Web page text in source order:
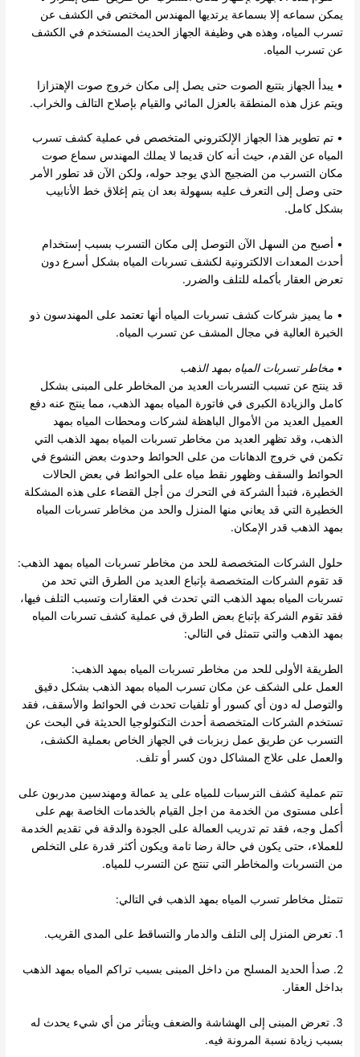
يمكن سماعه إلا بسماعة يرتديها المهندس المختص في الكشف عن
تسرب المياه، وهذه هي وظيفة الجهاز الحديث المستخدم في الكشف
عن تسرب المياه.
• يبدأ الجهاز بتتبع الصوت حتى يصل إلى مكان خروج صوت الإهتزازا
ويتم عزل هذه المنطقة بالعزل المائي والقيام بإصلاح التالف والخراب.
• تم تطوير هذا الجهاز الإلكتروني المتخصص في عملية كشف تسرب
المياه عن القدم، حيث أنه كان قديما لا يملك المهندس سماع صوت
مكان التسرب من الضجيج الذي يوجد حوله، ولكن الآن قد تطور الأمر
حتى وصل إلى التعرف عليه بسهولة بعد ان يتم إغلاق خط الأنابيب
بشكل كامل.
• أصبح من السهل الآن التوصل إلى مكان التسرب بسبب إستخدام
أحدث المعدات الالكترونية لكشف تسربات المياه بشكل أسرع دون
تعرض العقار بأكمله للتلف والضرر.
• ما يميز شركات كشف تسربات المياه أنها تعتمد على المهندسون ذو
الخبرة العالية في مجال المشف عن تسرب المياه.
•مخاطر تسربات المياه بمهد الذهب
قد ينتج عن تسبب التسربات العديد من المخاطر على المبنى بشكل
كامل والزيادة الكبرى في فاتورة المياه بمهد الذهب، مما ينتج عنه دفع
العميل العديد من الأموال الباهظة لشركات ومحطات المياه بمهد
الذهب، وقد تظهر العديد من مخاطر تسربات المياه بمهد الذهب التي
تكمن في خروج الدهانات من على الحوائط وحدوث بعض النشوع في
الحوائط والسقف وظهور نقط مياه على الحوائط في بعض الحالات
الخطيرة، فتبدأ الشركة في التحرك من أجل القضاء على هذه المشكلة
الخطيرة التي قد يعاني منها المنزل والحد من مخاطر تسربات المياه
بمهد الذهب قدر الإمكان.
حلول الشركات المتخصصة للحد من مخاطر تسربات المياه بمهد الذهب:
قد تقوم الشركات المتخصصة بإتباع العديد من الطرق التي تحد من
تسربات المياه بمهد الذهب التي تحدث في العقارات وتسبب التلف فيها،
فقد تقوم الشركة بإتباع بعض الطرق في عملية كشف تسربات المياه
بمهد الذهب والتي تتمثل في التالي:
الطريقة الأولى للحد من مخاطر تسربات المياه بمهد الذهب:
العمل على الشكف عن مكان تسرب المياه بمهد الذهب بشكل دقيق
والتوصل له دون أي كسور أو تلفيات تحدث في الحوائط والأسقف، فقد
تستخدم الشركات المتخصصة أحدث التكنولوجيا الحديثة في البحث عن
التسرب عن طريق عمل زبزبات في الجهاز الخاص بعملية الكشف،
والعمل على علاج المشاكل دون كسر أو تلف.
تتم عملية كشف الترسبات للمياه على يد عمالة ومهندسين مدربون على
أعلى مستوى من الخدمة من اجل القيام بالخدمات الخاصة بهم على
أكمل وجه، فقد تم تدريب العمالة على الجودة والدقة في تقديم الخدمة
للعملاء، حتى يكون في حالة رضا تامة ويكون أكثر قدرة على التخلص
من التسربات والمخاطر التي تنتج عن التسرب للمياه.
تتمثل مخاطر تسرب المياه بمهد الذهب في التالي:
1. تعرض المنزل إلى التلف والدمار والتساقط على المدى القريب.
2. صدأ الحديد المسلح من داخل المبنى بسبب تراكم المياه بمهد الذهب
بداخل العقار.
3. تعرض المبنى إلى الهشاشة والضعف ويتأثر من أي شيء يحدث له
بسبب زيادة نسبة المرونة فيه.